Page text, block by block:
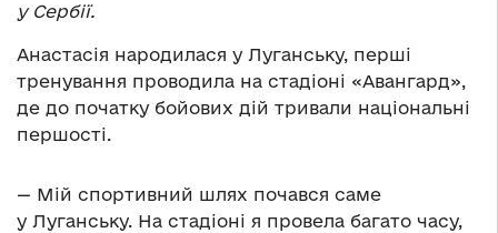
у Сербії.
Анастасія народилася у Луганську, перші
тренування проводила на стадіоні «Авангард»,
де до початку бойових дій тривали національні
першості.
— Мій спортивний шлях почався саме
у Луганську. На стадіоні я провела багато часу,